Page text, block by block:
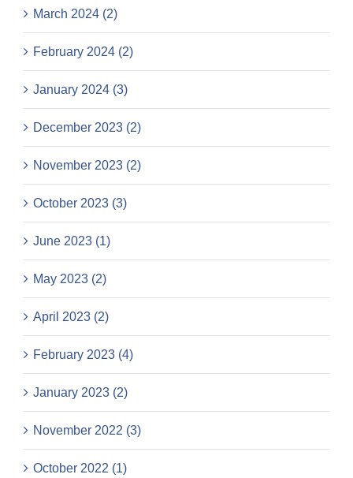
March 2024 (2)
February 2024 (2)
January 2024 (3)
December 2023 (2)
November 2023 (2)
October 2023 (3)
June 2023 (1)
May 2023 (2)
April 2023 (2)
February 2023 (4)
January 2023 (2)
November 2022 (3)
October 2022 (1)